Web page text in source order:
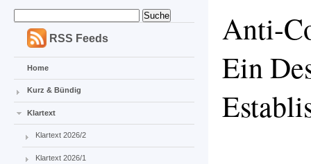
RSS Feeds
Home
Kurz & Bündig
Klartext
Klartext 2026/2
Klartext 2026/1
Anti-
Ein